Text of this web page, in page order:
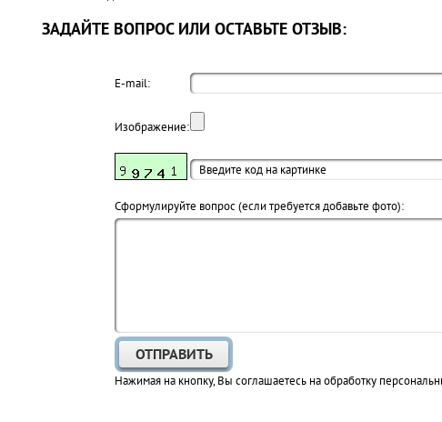
ЗАДАЙТЕ ВОПРОС ИЛИ ОСТАВЬТЕ ОТЗЫВ:
E-mail:
Изображение:
Cформулируйте вопрос (если требуется добавьте фото):
Нажимая на кнопку, Вы соглашаетесь на обработку